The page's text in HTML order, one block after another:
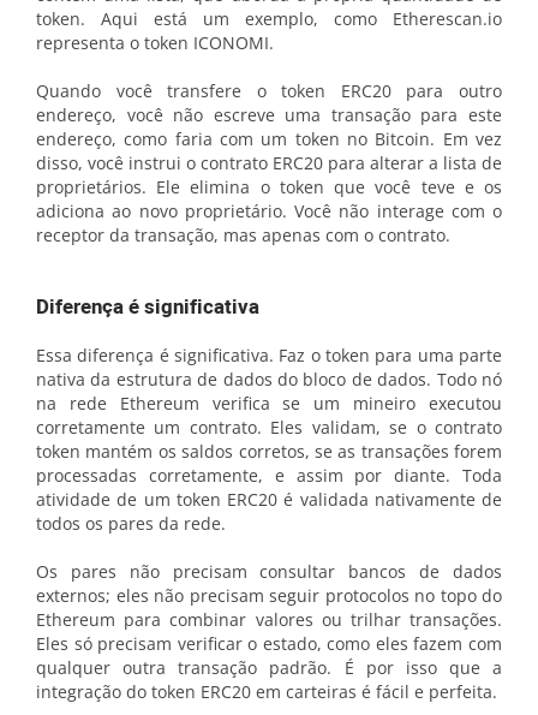
token. Aqui está um exemplo, como Etherescan.io
representa o token ICONOMI.
Quando você transfere o token ERC20 para outro
endereço, você não escreve uma transação para este
endereço, como faria com um token no Bitcoin. Em vez
disso, você instrui o contrato ERC20 para alterar a lista de
proprietários. Ele elimina o token que você teve e os
adiciona ao novo proprietário. Você não interage com o
receptor da transação, mas apenas com o contrato.
Diferença é significativa
Essa diferença é significativa. Faz o token para uma parte
nativa da estrutura de dados do bloco de dados. Todo nó
na rede Ethereum verifica se um mineiro executou
corretamente um contrato. Eles validam, se o contrato
token mantém os saldos corretos, se as transações forem
processadas corretamente, e assim por diante. Toda
atividade de um token ERC20 é validada nativamente de
todos os pares da rede.
Os pares não precisam consultar bancos de dados
externos; eles não precisam seguir protocolos no topo do
Ethereum para combinar valores ou trilhar transações.
Eles só precisam verificar o estado, como eles fazem com
qualquer outra transação padrão. É por isso que a
integração do token ERC20 em carteiras é fácil e perfeita.